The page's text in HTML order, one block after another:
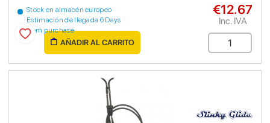
Stock en almacén europeo
Estimación de llegada 6 Days
from purchase
€12.67
Inc. IVA
AÑADIR AL CARRITO